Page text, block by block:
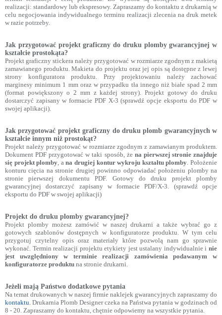
realizacji: standardowy lub ekspresowy. Zapraszamy do kontaktu z drukarnią w
celu negocjowania indywidualnego terminu realizacji zlecenia na druk metek
w razie potrzeby.
Jak przygotować projekt graficzny do druku plomby gwarancyjnej w
kształcie prostokąta?
Projekt graficzny stickera należy przygotować w rozmiarze zgodnym z makietą
zamawianego produktu. Makieta do projektu oraz jej opis są dostępne z lewej
strony konfiguratora produktu. Przy projektowaniu należy zachować
marginesy minimum 1 mm oraz w przypadku tła innego niż białe spad 2 mm
(format powiększony o 2 mm z każdej strony). Projekt gotowy do druku
dostarczyć zapisany w formacie PDF X-3 (sprawdź opcje eksportu do PDF w
swojej aplikacji).
Jak przygotować projekt graficzny do druku plomb gwarancyjnych w
kształcie innym niż prostokąt?
Projekt należy przygotować w rozmiarze zgodnym z zamawianym produktem.
Dokument PDF przygotować w taki sposób, że na pierwszej stronie znajduje
się projekt plomby, ana drugiej kontur wykroju kształtu plomby. Położenie
konturu cięcia na stronie drugiej powinno odpowiadać położeniu plomby na
stronie pierwszej dokumentu PDF. Gotowy do druku projekt plomby
gwarancyjnej dostarczyć zapisany w formacie PDF/X-3. (sprawdź opcje
eksportu do PDF w swojej aplikacji)
Projekt do druku plomby gwarancyjnej?
Projekt plomby możesz zamówić w naszej drukarni a także wybrać go z
gotowych szablonów dostępnych w konfiguratorze produktu. W tym celu
przygotuj czytelny opis oraz materiały które pozwolą nam go sprawnie
wykonać. Termin realizacji projektu etykiety jest ustalany indywidualnie i nie
jest uwzględniony w terminie realizacji zamówienia podawanym w
konfiguratorze produktu na stronie drukarni.
Jeżeli mają Państwo dodatkowe pytania
Na temat drukowanych w naszej firmie naklejek gwarancyjnych zapraszamy do
kontaktu. Drukarnia Plomb Designer czeka na Państwa pytania w godzinach od
8 - 20. Zapraszamy do kontaktu, chętnie odpowiemy na wszystkie pytania.